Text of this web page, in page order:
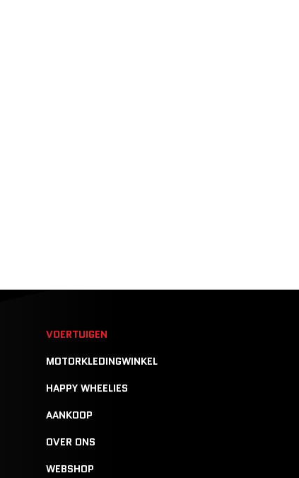
VOERTUIGEN
MOTORKLEDINGWINKEL
HAPPY WHEELIES
AANKOOP
OVER ONS
WEBSHOP